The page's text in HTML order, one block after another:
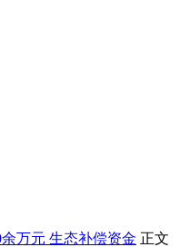
万元 生态补偿资金 正文